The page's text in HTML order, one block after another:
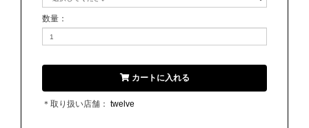
数量 ：
カートに入れる
＊取り扱い店舗： twelve